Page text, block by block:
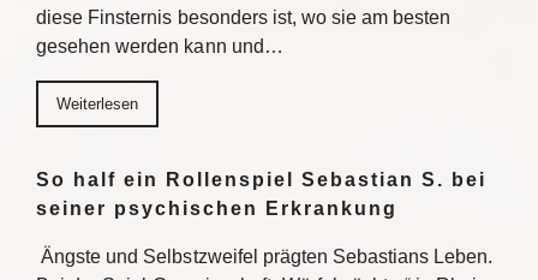
diese Finsternis besonders ist, wo sie am besten
gesehen werden kann und…
Weiterlesen
So half ein Rollenspiel Sebastian S. bei
seiner psychischen Erkrankung
Ängste und Selbstzweifel prägten Sebastians Leben.